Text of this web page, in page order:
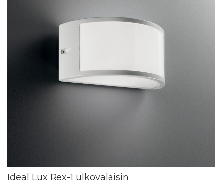
Ideal Lux Rex-1 ulkovalaisin